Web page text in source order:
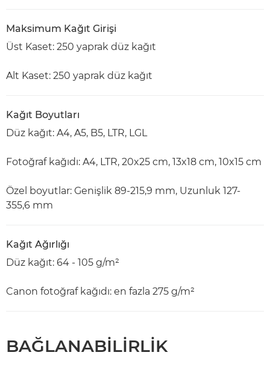
Maksimum Kağıt Girişi
Üst Kaset: 250 yaprak düz kağıt
Alt Kaset: 250 yaprak düz kağıt
Kağıt Boyutları
Düz kağıt: A4, A5, B5, LTR, LGL
Fotoğraf kağıdı: A4, LTR, 20x25 cm, 13x18 cm, 10x15 cm
Özel boyutlar: Genişlik 89-215,9 mm, Uzunluk 127-
355,6 mm
Kağıt Ağırlığı
Düz kağıt: 64 - 105 g/m²
Canon fotoğraf kağıdı: en fazla 275 g/m²
BAĞLANABİLİRLİK